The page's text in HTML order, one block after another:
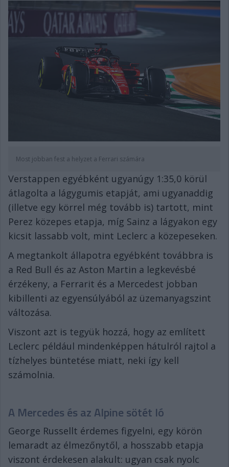
Most jobban fest a helyzet a Ferrari számára
Verstappen egyébként ugyanúgy 1:35,0 körül
átlagolta a lágygumis etapját, ami ugyanaddig
(illetve egy körrel még tovább is) tartott, mint
Perez közepes etapja, míg Sainz a lágyakon egy
kicsit lassabb volt, mint Leclerc a közepeseken.
A megtankolt állapotra egyébként továbbra is
a Red Bull és az Aston Martin a legkevésbé
érzékeny, a Ferrarit és a Mercedest jobban
kibillenti az egyensúlyából az üzemanyagszint
változása.
Viszont azt is tegyük hozzá, hogy az említett
Leclerc például mindenképpen hátulról rajtol a
tízhelyes büntetése miatt, neki így kell
számolnia.
A Mercedes és az Alpine sötét ló
George Russellt érdemes figyelni, egy körön
lemaradt az élmezőnytől, a hosszabb etapja
viszont érdekesen alakult: ugyan csak nyolc